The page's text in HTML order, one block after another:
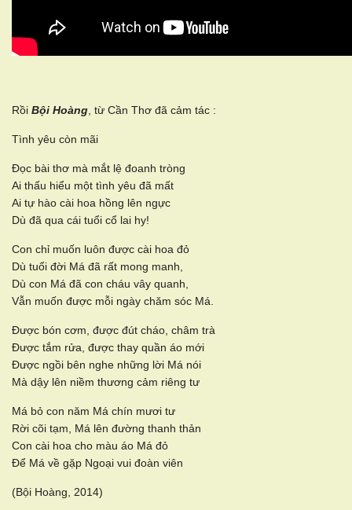
Rồi Bội Hoàng , từ Cần Thơ đã cảm tác :
Tình yêu còn mãi
Đọc bài thơ mà mắt lệ đoanh tròng
Ai thấu hiểu một tình yêu đã mất
Ai tự hào cài hoa hồng lên ngực
Dù đã qua cái tuổi cổ lai hy!
Con chỉ muốn luôn được cài hoa đỏ
Dù tuổi đời Má đã rất mong manh,
Dù con Má đã con cháu vây quanh,
Vẫn muốn được mỗi ngày chăm sóc Má.
Được bón cơm, được đút cháo, châm trà
Được tắm rửa, được thay quần áo mới
Được ngồi bên nghe những lời Má nói
Mà dậy lên niềm thương cảm riêng tư
Má bỏ con năm Má chín mươi tư
Rời cõi tạm, Má lên đường thanh thản
Con cài hoa cho màu áo Má đỏ
Để Má về gặp Ngoại vui đoàn viên
(Bội Hoàng, 2014)